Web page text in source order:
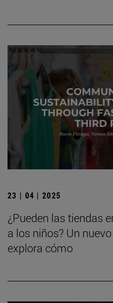
23 | 04 | 2025
¿Pueden las tiendas
a los niños? Un
explora cómo